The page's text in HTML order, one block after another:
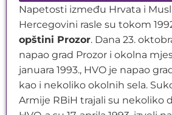
Napetosti između Hrvata i
Hercegovini rasle su tokom
opštini Prozor. Dana 23.
napao grad Prozor i okolna
januara 1993., HVO je napao
kao i nekoliko okolnih sela.
Armije RBiH trajali su nekoliko